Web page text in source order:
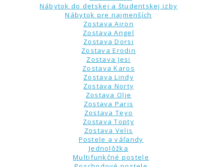
Nábytok do detskej a študentskej izby
Nábytok pre najmenších
Zostava Airon
Zostava Angel
Zostava Dorsi
Zostava Erodin
Zostava Jesi
Zostava Karos
Zostava Lindy
Zostava Norty
Zostava Olje
Zostava Paris
Zostava Teyo
Zostava Topty
Zostava Velis
Postele a váľandy
Jednolôžka
Multifunkčné postele